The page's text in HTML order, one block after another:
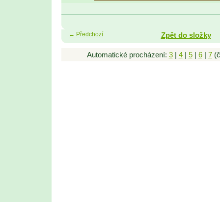
← Předchozí Zpět do složky
Automatické procházení: 3| 4| 5| 6| 7